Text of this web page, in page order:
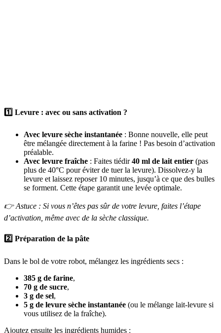
1️⃣ Levure : avec ou sans activation ?
Avec levure sèche instantanée : Bonne nouvelle, elle peut
être mélangée directement à la farine ! Pas besoin d’activation
préalable.
Avec levure fraîche : Faites tiédir40 ml de lait entier (pas
plus de 40°C pour éviter de tuer la levure). Dissolvez-y la
levure et laissez reposer 10 minutes, jusqu’à ce que des bulles
se forment. Cette étape garantit une levée optimale.
👉 Astuce : Si vous n’êtes pas sûr de votre levure, faites l’étape
d’activation, même avec de la sèche classique.
2️⃣ Préparation de la pâte
Dans le bol de votre robot, mélangez les ingrédients secs :
385 g de farine,
70 g de sucre,
3 g de sel,
5 g de levure sèche instantanée (ou le mélange lait-levure si
vous utilisez de la fraîche).
Ajoutez ensuite les ingrédients humides :